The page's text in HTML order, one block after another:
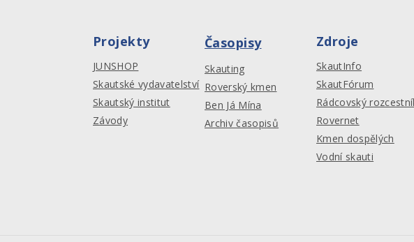
Projekty
JUNSHOP
Skautské vydavatelství
Skautský institut
Závody
Časopisy
Skauting
Roverský kmen
Ben Já Mína
Archiv časopisů
Zdroje
SkautInfo
SkautFórum
Rádcovský
Rovernet
Kmen dospělých
Vodní skauti